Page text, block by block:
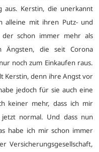
aus. Kerstin, die unerkannt
alleine mit ihren Putz- und
der schon immer mehr als
Ängsten, die seit Corona
noch zum Einkaufen raus.
Kerstin, denn ihre Angst vor
jedoch für sie auch eine
keiner mehr, dass ich mir
normal. Und dass nun
habe ich mir schon immer
Versicherungsgesellschaft,